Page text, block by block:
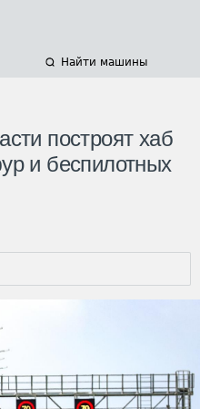
Найти машины
построят хаб
и беспилотных